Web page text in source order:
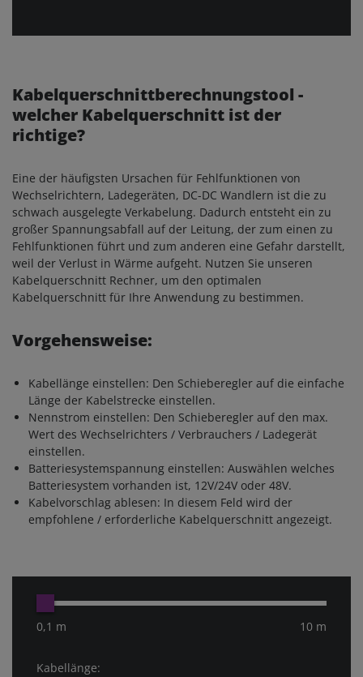
Kabelquerschnittberechnungstool -
welcher Kabelquerschnitt ist der
richtige?
Eine der häufigsten Ursachen für Fehlfunktionen von
Wechselrichtern, Ladegeräten, DC-DC Wandlern ist die zu
schwach ausgelegte Verkabelung. Dadurch entsteht ein zu
großer Spannungsabfall auf der Leitung, der zum einen zu
Fehlfunktionen führt und zum anderen eine Gefahr darstellt,
weil der Verlust in Wärme aufgeht. Nutzen Sie unseren
Kabelquerschnitt Rechner, um den optimalen
Kabelquerschnitt für Ihre Anwendung zu bestimmen.
Vorgehensweise:
Kabellänge einstellen: Den Schieberegler auf die einfache
Länge der Kabelstrecke einstellen.
Nennstrom einstellen: Den Schieberegler auf den max.
Wert des Wechselrichters / Verbrauchers / Ladegerät
einstellen.
Batteriesystemspannung einstellen: Auswählen welches
Batteriesystem vorhanden ist, 12V/24V oder 48V.
Kabelvorschlag ablesen: In diesem Feld wird der
empfohlene / erforderliche Kabelquerschnitt angezeigt.
0,1 m 10 m
Kabellänge: